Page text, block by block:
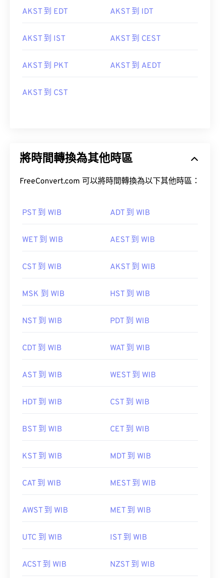
AKST 到 EDT AKST 到 IDT
AKST 到 IST AKST 到 CEST
AKST 到 PKT AKST 到 AEDT
AKST 到 CST
將時間轉換為其他時區
FreeConvert.com 可以將時間轉換為以下其他時區：
PST 到 WIB ADT 到 WIB
WET 到 WIB AEST 到 WIB
CST 到 WIB AKST 到 WIB
MSK 到 WIB HST 到 WIB
NST 到 WIB PDT 到 WIB
CDT 到 WIB WAT 到 WIB
AST 到 WIB WEST 到 WIB
HDT 到 WIB CST 到 WIB
BST 到 WIB CET 到 WIB
KST 到 WIB MDT 到 WIB
CAT 到 WIB MEST 到 WIB
AWST 到 WIB MET 到 WIB
UTC 到 WIB IST 到 WIB
ACST 到 WIB NZST 到 WIB